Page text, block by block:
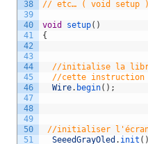
38
39
40
41
42
43
44
45
46
47
48
49
50
51
// etc… ( void setup )
void setup( )
{
//initialise la
//cette instruction
Wire. begin( ) ;
//initialiser l'écran
SeeedGrayOled . init ( )